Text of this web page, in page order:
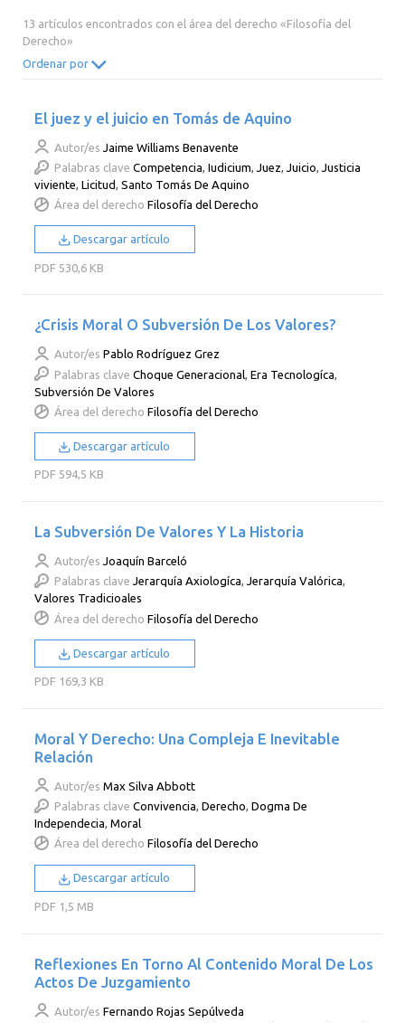
13 artículos encontrados con el área del derecho «Filosofía del
Derecho»
Ordenar por
El juez y el juicio en Tomás de Aquino
Autor/es Jaime Williams Benavente
Palabras clave Competencia,Iudicium,Juez,Juicio,Justicia
viviente,Licitud,Santo Tomás De Aquino
Área del derecho Filosofía del Derecho
Descargar artículo
PDF 530,6 KB
¿Crisis Moral O Subversión De Los Valores?
Autor/es Pablo Rodríguez Grez
Palabras clave Choque Generacional ,Era Tecnologíca
Subversión De Valores
Área del derecho Filosofía del Derecho
Descargar artículo
PDF 594,5 KB
La Subversión De Valores Y La Historia
Autor/es Joaquín Barceló
Palabras clave Jerarquía Axiologíca,Jerarquía Valórica,
Valores Tradicioales
Área del derecho Filosofía del Derecho
Descargar artículo
PDF 169,3 KB
Moral Y Derecho: Una Compleja E Inevitable
Relación
Autor/es Max Silva Abbott
Palabras clave Convivencia,Derecho,Dogma De
Independecia,Moral
Área del derecho Filosofía del Derecho
Descargar artículo
PDF 1,5 MB
Reflexiones En Torno Al Contenido Moral De Los
Actos De Juzgamiento
Autor/es Fernando Rojas Sepúlveda